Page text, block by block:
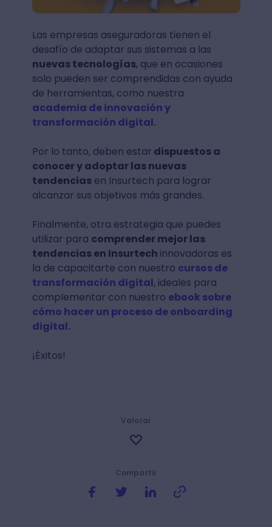
Las empresas aseguradoras tienen el
desafío de adaptar sus sistemas a las
nuevas tecnologías, que en ocasiones
solo pueden ser comprendidas con ayuda
de herramientas, como nuestra
academia de innovación y
transformación digital.
Por lo tanto, deben estar dispuestos a
conocer y adoptar las nuevas
tendenciasen Insurtech para lograr
alcanzar sus objetivos más grandes.
Finalmente, otra estrategia que puedes
utilizar para comprender mejor las
tendencias en Insurtech innovadoras es
la de capacitarte con nuestro cursos de
transformación digital, ideales para
complementar con nuestro ebook sobre
cómo hacer un proceso de onboarding
digital.
¡Éxitos!
Compartir
Valorar